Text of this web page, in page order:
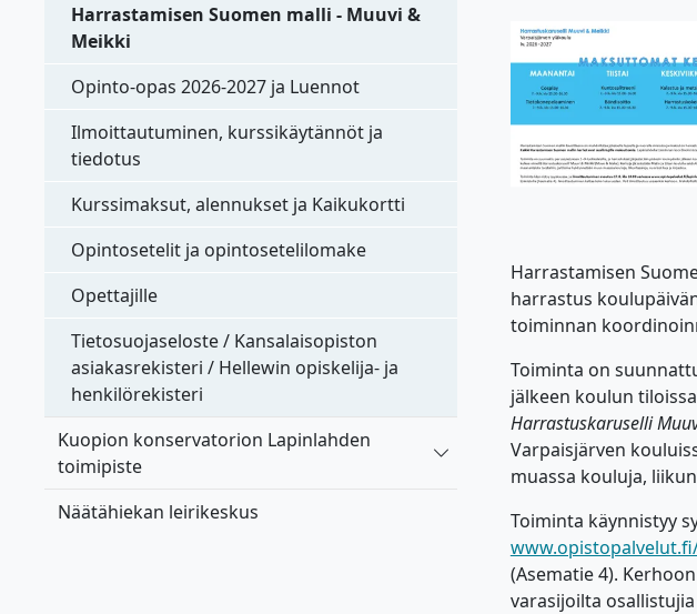
Harrastamisen Suomen malli - Muuvi &
Meikki
Opinto-opas 2026-2027 ja Luennot
Ilmoittautuminen, kurssikäytännöt ja
tiedotus
Kurssimaksut, alennukset ja Kaikukortti
Opintosetelit ja opintosetelilomake
Opettajille
Tietosuojaseloste / Kansalaisopiston
asiakasrekisteri / Hellewin opiskelija- ja
henkilörekisteri
Kuopion konservatorion Lapinlahden
toimipiste
Vaihda alasvetovalikkoa
Näätähiekan leirikeskus
Harrastamisen
harrastus
toiminnan
Toiminta on
jälkeen koulun
Harrastuskaruselli
Varpaisjärven
muassa kouluja,
Toiminta käynnistyy
(Asematie 4).
varasijoilta